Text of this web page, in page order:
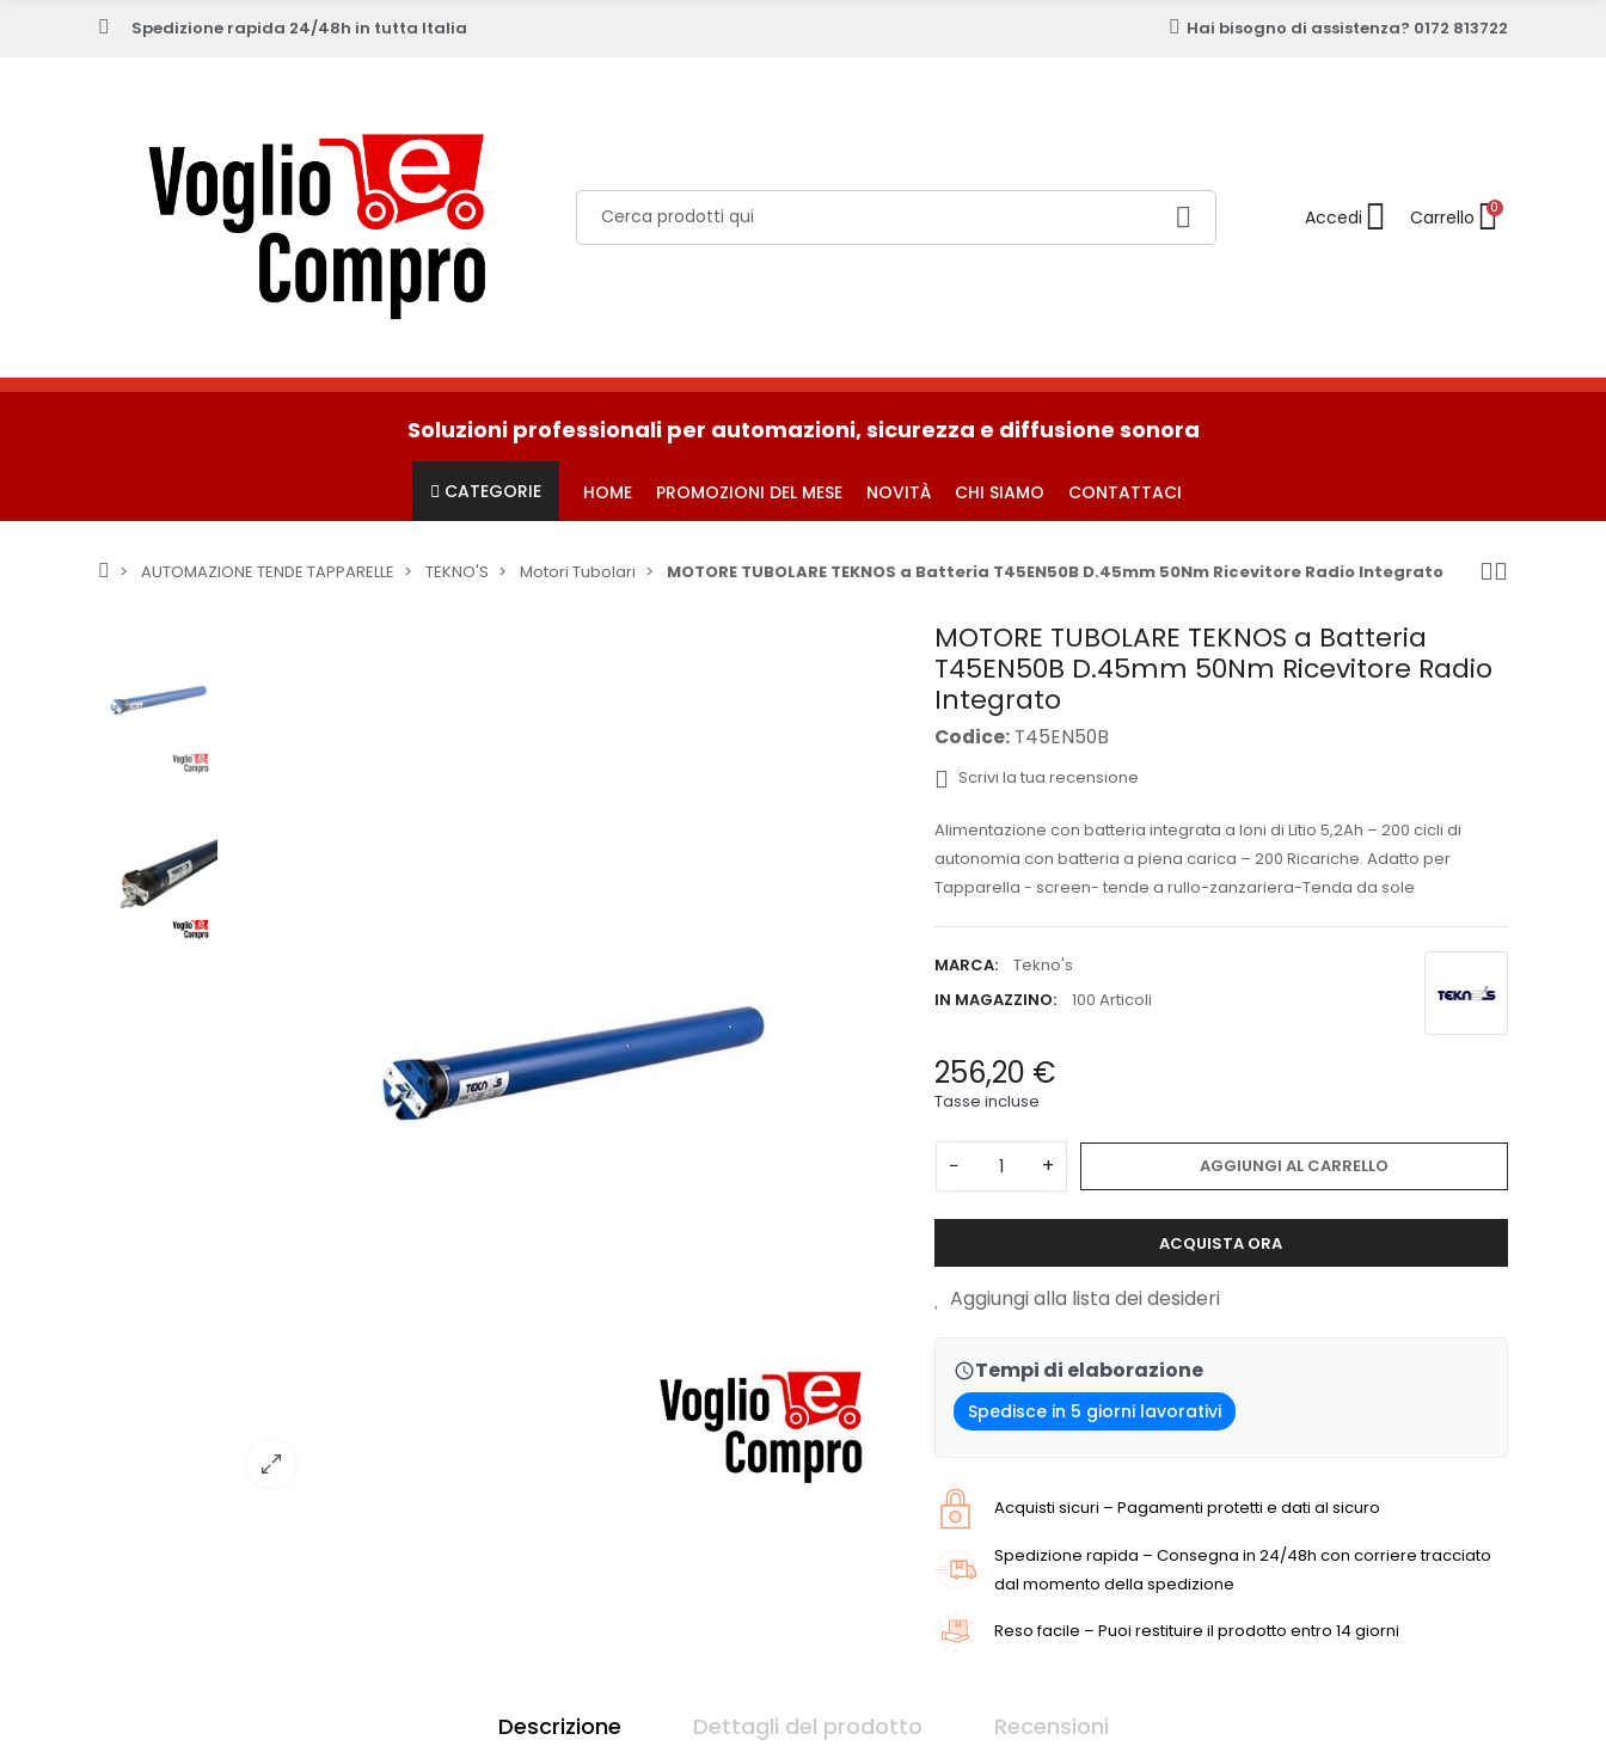
Spedizione rapida 24/48h in tutta Italia Hai bisogno di assistenza? 0172 813722
0
Soluzioni professionali per automazioni, sicurezza e diffusione sonora
CATEGORIE HOME PROMOZIONI DEL MESE NOVITÀ CHI SIAMO CONTATTACI
AUTOMAZIONE TENDE TAPPARELLE TEKNO'S Motori Tubolari MOTORE TUBOLARE TEKNOS a Batteria T45EN50B D.45mm 50Nm Ricevitore Radio Integrato
MOTORE TUBOLARE TEKNOS a Batteria
T45EN50B D.45mm 50Nm Ricevitore Radio
Integrato
Codice:T45EN50B
Scrivi la tua recensione
Alimentazione con batteria integrata a Ioni di Litio 5,2Ah – 200 cicli di
autonomia con batteria a piena carica – 200 Ricariche. Adatto per
Tapparella - screen- tende a rullo-zanzariera-Tenda da sole
MARCA:
Tekno's
IN MAGAZZINO:
100 Articoli
256,20 €
Tasse incluse
− + AGGIUNGI AL CARRELLO
ACQUISTA ORA
Aggiungi alla lista dei desideri
scheduleTempi di elaborazione
Spedisce in 5 giorni lavorativi
Acquisti sicuri – Pagamenti protetti e dati al sicuro
Spedizione rapida – Consegna in 24/48h con corriere tracciato
dal momento della spedizione
Reso facile – Puoi restituire il prodotto entro 14 giorni
Descrizione Dettagli del prodotto Recensioni